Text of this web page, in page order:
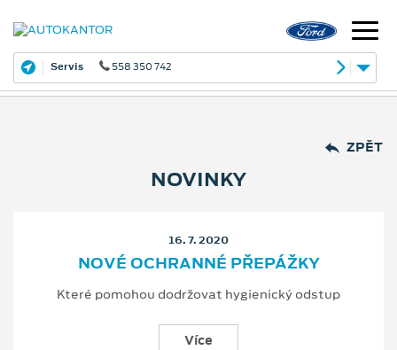
Servis 558 350 742
ZPĚT
NOVINKY
16. 7. 2020
NOVÉ OCHRANNÉ PŘEPÁŽKY
Které pomohou dodržovat hygienický odstup
Více